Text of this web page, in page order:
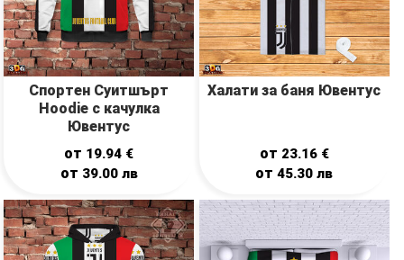
Спортен Суитшърт
Hoodie с качулка
Ювентус
от 19.94 €
от 39.00 лв
Халати за баня Ювентус
от 23.16 €
от45.30лв